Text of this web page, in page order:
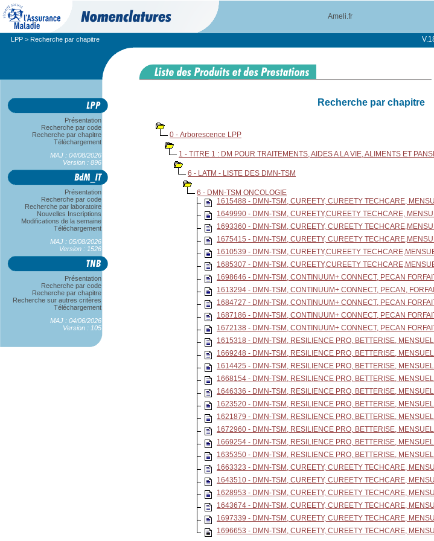
Ameli.fr
LPP > Recherche par chapitre
Présentation
Recherche par code
Recherche par chapitre
Téléchargement
MAJ : 04/08/2026
Version : 896
Présentation
Recherche par code
Recherche par laboratoire
Nouvelles Inscriptions
Modifications de la semaine
Téléchargement
MAJ : 05/08/2026
Version : 1526
Présentation
Recherche par code
Recherche par chapitre
Recherche sur autres critères
Téléchargement
MAJ : 04/06/2026
Version : 105
Recherche par chapitre
0 - Arborescence LPP
1 - TITRE 1 : DM POUR TRAITEMENTS, AIDES A LA VIE, ALIMENTS ET
6 - LATM - LISTE DES DMN-TSM
6 - DMN-TSM ONCOLOGIE
1615488 - DMN-TSM, CUREETY, CUREETY TECHCARE,
1649990 - DMN-TSM, CUREETY,CUREETY TECHCARE,
1693360 - DMN-TSM, CUREETY, CUREETY
1675415 - DMN-TSM, CUREETY, CUREETY
1610539 - DMN-TSM, CUREETY,CUREETY
1685307 - DMN-TSM, CUREETY,CUREETY
1698646 - DMN-TSM, CONTINUUM+ CONNECT, PECAN
1613294 - DMN-TSM, CONTINUUM+ CONNECT, PECAN,
1684727 - DMN-TSM, CONTINUUM+ CONNECT, PECAN
1687186 - DMN-TSM, CONTINUUM+ CONNECT, PECAN
1672138 - DMN-TSM, CONTINUUM+ CONNECT, PECAN
1615318 - DMN-TSM, RESILIENCE PRO, BETTERISE,
1669248 - DMN-TSM, RESILIENCE PRO, BETTERISE,
1614425 - DMN-TSM, RESILIENCE PRO, BETTERISE,
1668154 - DMN-TSM, RESILIENCE PRO, BETTERISE,
1646336 - DMN-TSM, RESILIENCE PRO, BETTERISE,
1623520 - DMN-TSM, RESILIENCE PRO, BETTERISE,
1621879 - DMN-TSM, RESILIENCE PRO, BETTERISE,
1672960 - DMN-TSM, RESILIENCE PRO, BETTERISE,
1669254 - DMN-TSM, RESILIENCE PRO, BETTERISE,
1635350 - DMN-TSM, RESILIENCE PRO, BETTERISE,
1663323 - DMN-TSM, CUREETY, CUREETY TECHCARE,
1643510 - DMN-TSM, CUREETY, CUREETY TECHCARE,
1628953 - DMN-TSM, CUREETY, CUREETY TECHCARE,
1643674 - DMN-TSM, CUREETY, CUREETY TECHCARE,
1697339 - DMN-TSM, CUREETY, CUREETY TECHCARE,
1696653 - DMN-TSM, CUREETY, CUREETY TECHCARE,